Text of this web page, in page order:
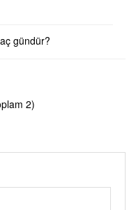
gündür?
2)